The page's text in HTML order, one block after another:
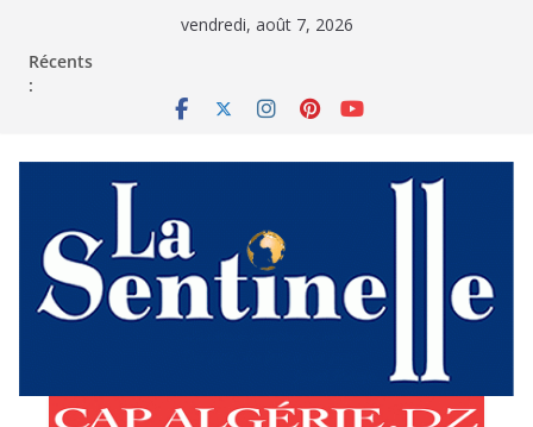
vendredi, août 7, 2026
Récents
: